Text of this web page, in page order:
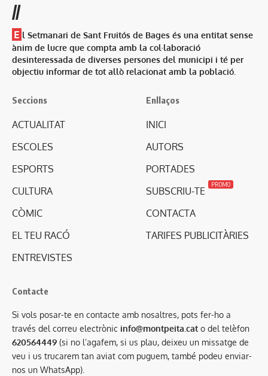
//
E l Setmanari de Sant Fruitós de Bages és una entitat sense
ànim de lucre que compta amb la col·laboració
desinteressada de diverses persones del municipi i té per
objectiu informar de tot allò relacionat amb la població.
Seccions
ACTUALITAT
ESCOLES
ESPORTS
CULTURA
CÒMIC
EL TEU RACÓ
ENTREVISTES
Enllaços
INICI
AUTORS
PORTADES
SUBSCRIU-TE
PROMO
CONTACTA
TARIFES PUBLICITÀRIES
Contacte
Si vols posar-te en contacte amb nosaltres, pots fer-ho a
través del correu electrònic info@montpeita.cat o del telèfon
620564449 (si no l’agafem, si us plau, deixeu un missatge de
veu i us trucarem tan aviat com puguem, també podeu enviar-
nos un WhatsApp).